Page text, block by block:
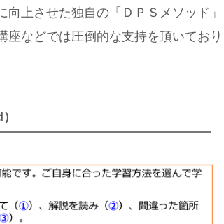
上させた独自の「ＤＰＳメソッド」
などでは圧倒的な支持を頂いており